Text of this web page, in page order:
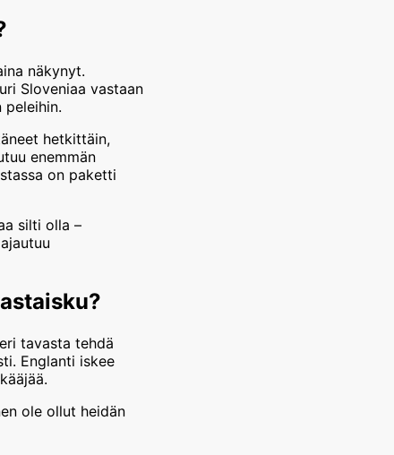
näkynyt.
Sloveniaa vastaan
hetkittäin,
enemmän
on paketti
silti olla –
tavasta tehdä
Englanti iskee
ole ollut heidän